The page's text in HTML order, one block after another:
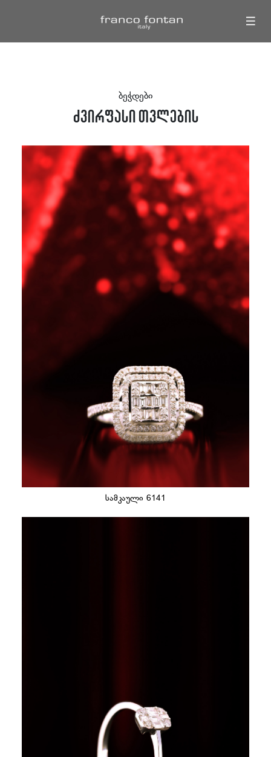
|||
ბეჭდები
ძვირფასი თვლების
სამკაული 6141